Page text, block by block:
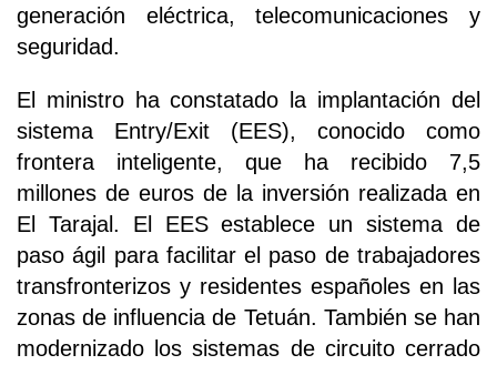
generación eléctrica, telecomunicaciones y
seguridad.
El ministro ha constatado la implantación del
sistema Entry/Exit (EES), conocido como
frontera inteligente, que ha recibido 7,5
millones de euros de la inversión realizada en
El Tarajal. El EES establece un sistema de
paso ágil para facilitar el paso de trabajadores
transfronterizos y residentes españoles en las
zonas de influencia de Tetuán. También se han
modernizado los sistemas de circuito cerrado